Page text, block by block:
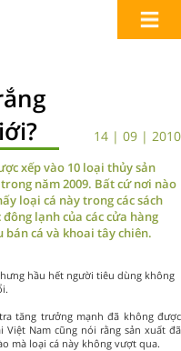
14 | 09 | 2010
xếp vào 10 loại thủy sản
năm 2009. Bất cứ nơi nào
loại cá này trong các sách
lạnh của các cửa hàng
cá và khoai tây chiên.
hầu hết người tiêu dùng không
tăng trưởng mạnh đã không được
Nam cũng nói rằng sản xuất đã
mà loại cá này không vượt qua.